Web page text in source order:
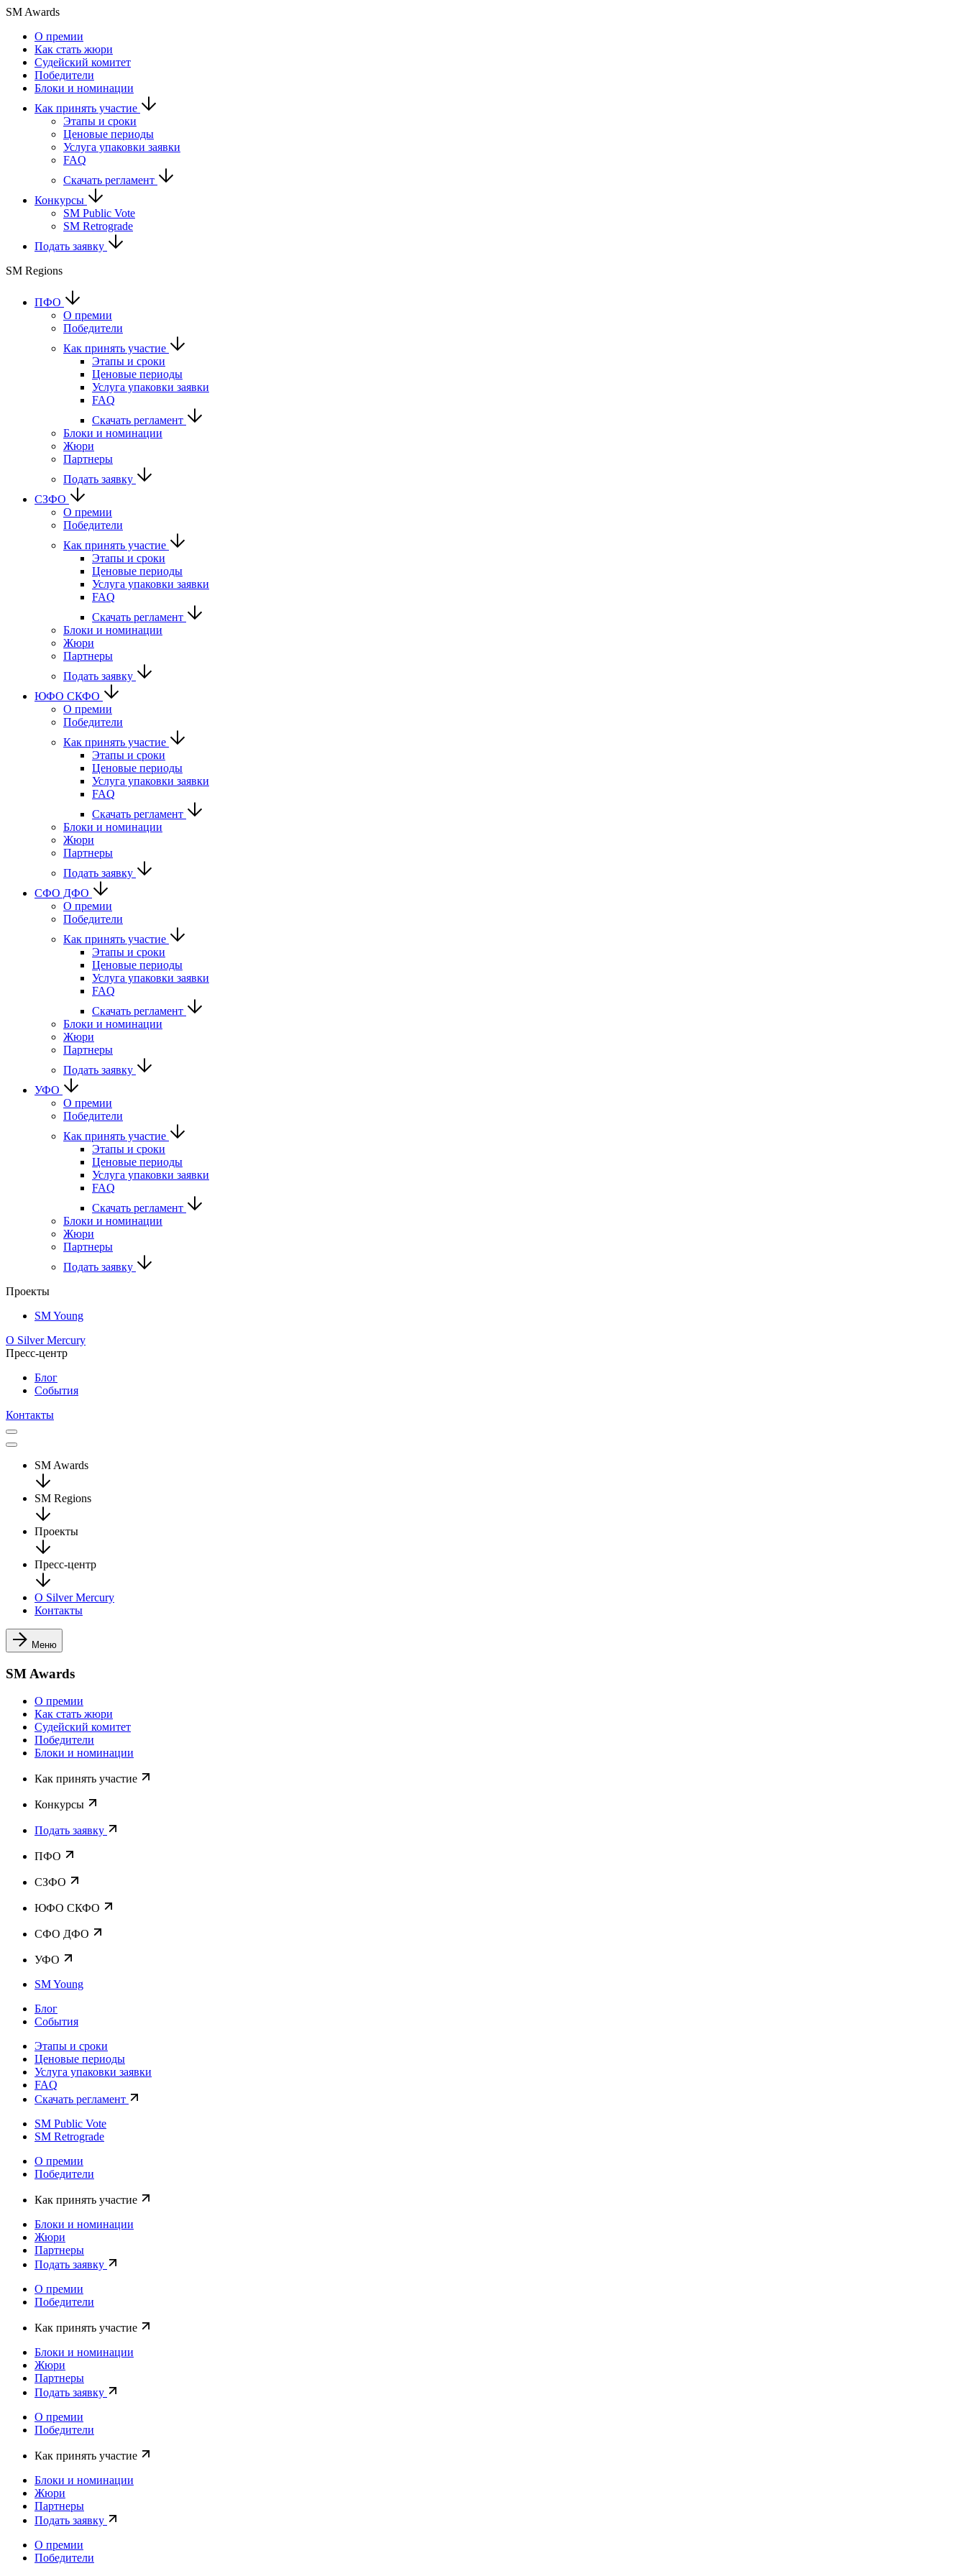
SM Awards
О премии
Как стать жюри
Судейский комитет
Победители
Блоки и номинации
Как принять участие
Этапы и сроки
Ценовые периоды
Услуга упаковки заявки
FAQ
Скачать регламент
Конкурсы
SM Public Vote
SM Retrograde
Подать заявку
SM Regions
ПФО
О премии
Победители
Как принять участие
Этапы и сроки
Ценовые периоды
Услуга упаковки заявки
FAQ
Скачать регламент
Блоки и номинации
Жюри
Партнеры
Подать заявку
СЗФО
О премии
Победители
Как принять участие
Этапы и сроки
Ценовые периоды
Услуга упаковки заявки
FAQ
Скачать регламент
Блоки и номинации
Жюри
Партнеры
Подать заявку
ЮФО СКФО
О премии
Победители
Как принять участие
Этапы и сроки
Ценовые периоды
Услуга упаковки заявки
FAQ
Скачать регламент
Блоки и номинации
Жюри
Партнеры
Подать заявку
CФО ДФО
О премии
Победители
Как принять участие
Этапы и сроки
Ценовые периоды
Услуга упаковки заявки
FAQ
Скачать регламент
Блоки и номинации
Жюри
Партнеры
Подать заявку
УФО
О премии
Победители
Как принять участие
Этапы и сроки
Ценовые периоды
Услуга упаковки заявки
FAQ
Скачать регламент
Блоки и номинации
Жюри
Партнеры
Подать заявку
Проекты
SM Young
О Silver Mercury
Пресс-центр
Блог
События
Контакты
SM Awards
SM Regions
Проекты
Пресс-центр
О Silver Mercury
Контакты
Меню
SM Awards
О премии
Как стать жюри
Судейский комитет
Победители
Блоки и номинации
Как принять участие
Конкурсы
Подать заявку
ПФО
СЗФО
ЮФО СКФО
CФО ДФО
УФО
SM Young
Блог
События
Этапы и сроки
Ценовые периоды
Услуга упаковки заявки
FAQ
Скачать регламент
SM Public Vote
SM Retrograde
О премии
Победители
Как принять участие
Блоки и номинации
Жюри
Партнеры
Подать заявку
О премии
Победители
Как принять участие
Блоки и номинации
Жюри
Партнеры
Подать заявку
О премии
Победители
Как принять участие
Блоки и номинации
Жюри
Партнеры
Подать заявку
О премии
Победители